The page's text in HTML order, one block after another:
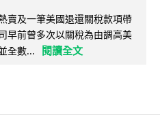
賣及一筆美國退還關稅款項帶
早前曾多次以關稅為由調高美
全數...
閱讀全文